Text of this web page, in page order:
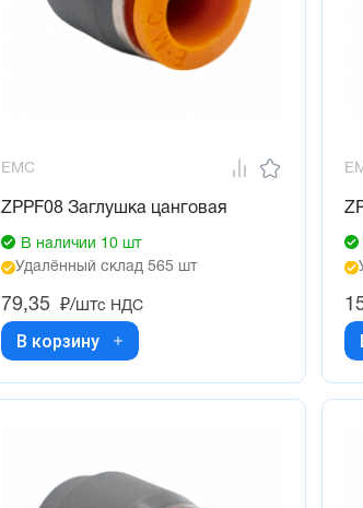
EMC
ZPPF08 Заглушка цанговая
В наличии 10 шт
Удалённый склад 565 шт
79,35 ₽/штс НДС
В корзину